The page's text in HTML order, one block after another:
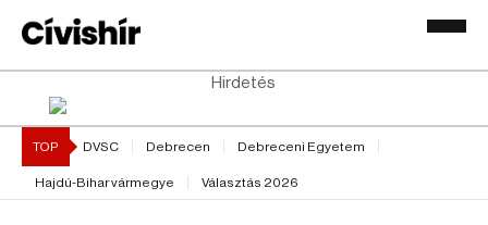
Hirdetés
TOP DVSC Debrecen Debreceni Egyetem
Hajdú-Bihar vármegye Választás 2026